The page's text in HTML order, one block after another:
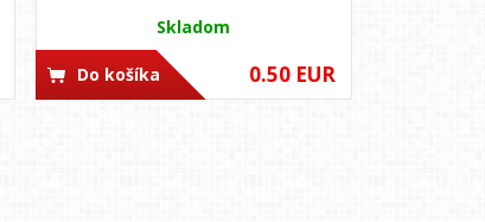
Skladom
0.50 EUR
Do košíka